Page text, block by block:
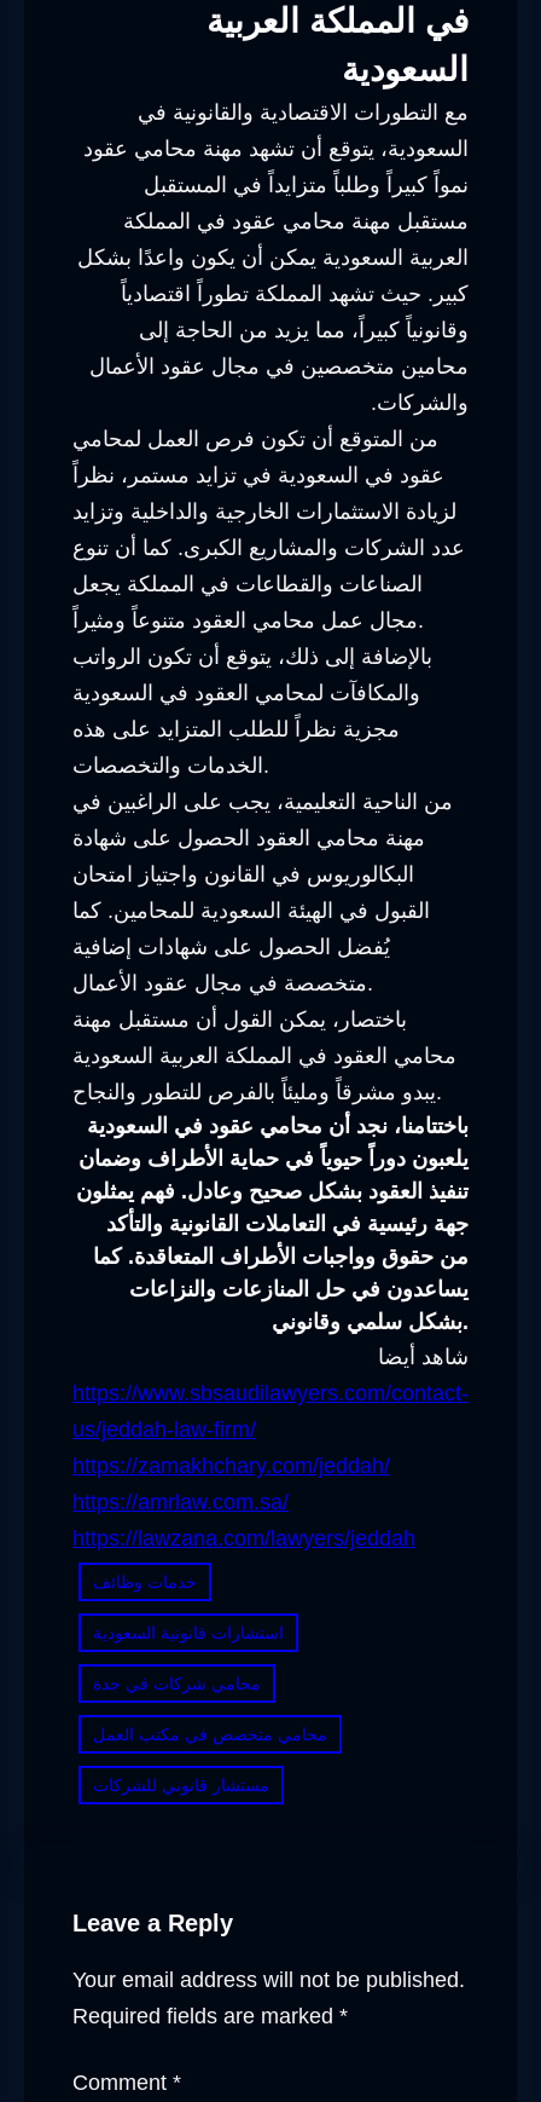
في المملكة العربية
السعودية
مع التطورات الاقتصادية والقانونية في
السعودية، يتوقع أن تشهد مهنة محامي عقود
نمواً كبيراً وطلباً متزايداً في المستقبل
مستقبل مهنة محامي عقود في المملكة
العربية السعودية يمكن أن يكون واعدًا بشكل
كبير. حيث تشهد المملكة تطوراً اقتصادياً
وقانونياً كبيراً، مما يزيد من الحاجة إلى
محامين متخصصين في مجال عقود الأعمال
والشركات.
من المتوقع أن تكون فرص العمل لمحامي
عقود في السعودية في تزايد مستمر، نظراً
لزيادة الاستثمارات الخارجية والداخلية وتزايد
عدد الشركات والمشاريع الكبرى. كما أن تنوع
الصناعات والقطاعات في المملكة يجعل
مجال عمل محامي العقود متنوعاً ومثيراً.
بالإضافة إلى ذلك، يتوقع أن تكون الرواتب
والمكافآت لمحامي العقود في السعودية
مجزية نظراً للطلب المتزايد على هذه
الخدمات والتخصصات.
من الناحية التعليمية، يجب على الراغبين في
مهنة محامي العقود الحصول على شهادة
البكالوريوس في القانون واجتياز امتحان
القبول في الهيئة السعودية للمحامين. كما
يُفضل الحصول على شهادات إضافية
متخصصة في مجال عقود الأعمال.
باختصار، يمكن القول أن مستقبل مهنة
محامي العقود في المملكة العربية السعودية
يبدو مشرقاً ومليئاً بالفرص للتطور والنجاح.
باختتامنا، نجد أن محامي عقود في السعودية
يلعبون دوراً حيوياً في حماية الأطراف وضمان
تنفيذ العقود بشكل صحيح وعادل. فهم يمثلون
جهة رئيسية في التعاملات القانونية والتأكد
من حقوق وواجبات الأطراف المتعاقدة. كما
يساعدون في حل المنازعات والنزاعات
بشكل سلمي وقانوني.
شاهد أيضا
https://www.sbsaudilawyers.com/contact-
us/jeddah-law-firm/
https://zamakhchary.com/jeddah/
https://amrlaw.com.sa/
https://lawzana.com/lawyers/jeddah
خدمات وظائف
استشارات قانونية السعودية
محامي شركات في جدة
محامي متخصص في مكتب العمل
مستشار قانوني للشركات
Leave a Reply
Your email address will not be published.
Required fields are marked *
Comment *